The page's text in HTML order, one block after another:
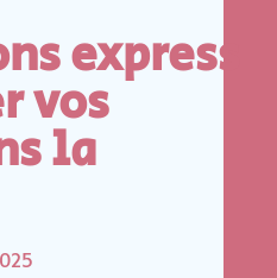
express
vos
la